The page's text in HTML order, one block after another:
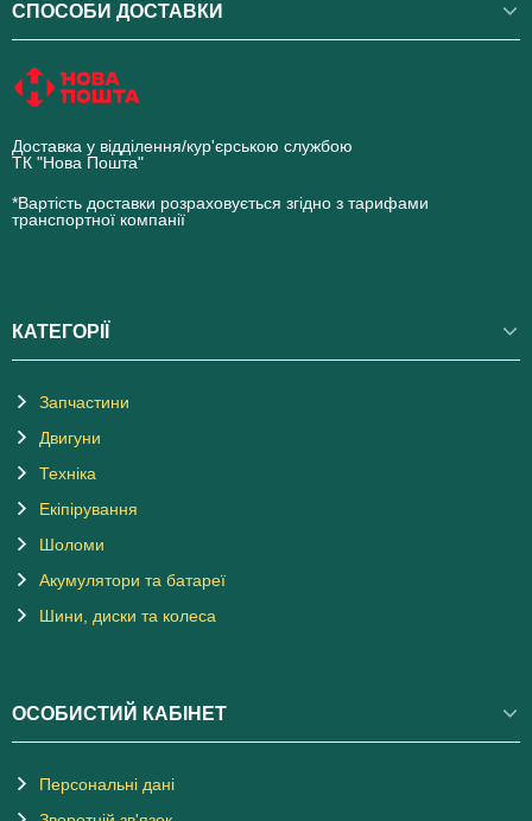
СПОСОБИ ДОСТАВКИ
Доставка у відділення/кур'єрською службою
ТК "Нова Пошта"
*Вартість доставки розраховується згідно з тарифами
транспортної компанії
КАТЕГОРІЇ
Запчастини
Двигуни
Техніка
Екіпірування
Шоломи
Акумулятори та батареї
Шини, диски та колеса
ОСОБИСТИЙ КАБІНЕТ
Персональні дані